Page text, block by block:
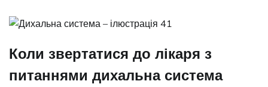
Коли звертатися до лікаря з
питаннями дихальна система